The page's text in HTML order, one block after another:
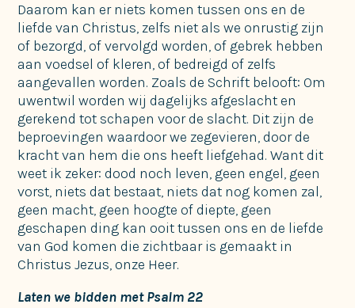
Daarom kan er niets komen tussen ons en de
liefde van Christus, zelfs niet als we onrustig zijn
of bezorgd, of vervolgd worden, of gebrek hebben
aan voedsel of kleren, of bedreigd of zelfs
aangevallen worden. Zoals de Schrift belooft: Om
uwentwil worden wij dagelijks afgeslacht en
gerekend tot schapen voor de slacht. Dit zijn de
beproevingen waardoor we zegevieren, door de
kracht van hem die ons heeft liefgehad. Want dit
weet ik zeker: dood noch leven, geen engel, geen
vorst, niets dat bestaat, niets dat nog komen zal,
geen macht, geen hoogte of diepte, geen
geschapen ding kan ooit tussen ons en de liefde
van God komen die zichtbaar is gemaakt in
Christus Jezus, onze Heer.
Laten we bidden met Psalm 22